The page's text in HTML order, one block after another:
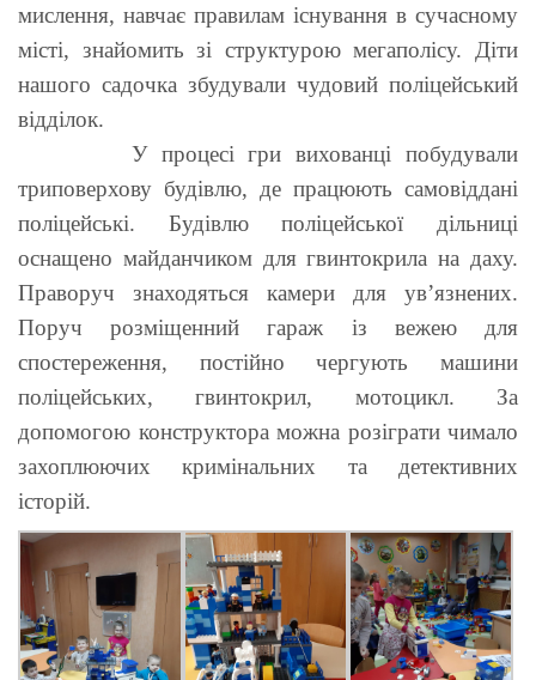
мислення, навчає правилам існування в сучасному
місті, знайомить зі структурою мегаполісу. Діти
нашого садочка збудували чудовий поліцейський
відділок.
У процесі гри вихованці побудували
триповерхову будівлю, де працюють самовіддані
поліцейські. Будівлю поліцейської дільниці
оснащено майданчиком для гвинтокрила на даху.
Праворуч знаходяться камери для ув’язнених.
Поруч розміщенний гараж із вежею для
спостереження, постійно чергують машини
поліцейських, гвинтокрил, мотоцикл. За
допомогою конструктора можна розіграти чимало
захоплюючих кримінальних та детективних
історій.